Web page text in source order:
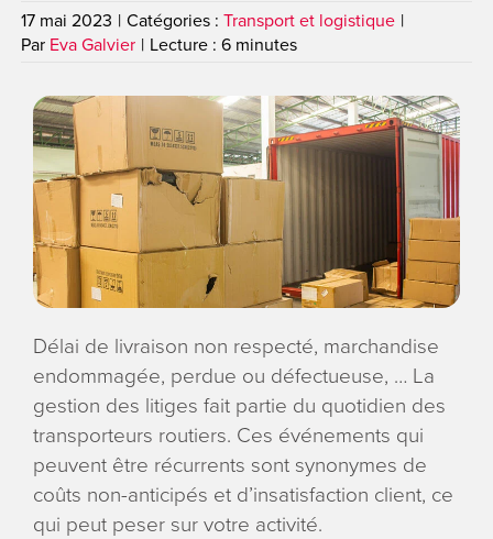
Search
for:
17 mai 2023 | Catégories :Transport et logistique |
Par Eva Galvier | Lecture : 6 minutes
Délai de livraison non respecté, marchandise
endommagée, perdue ou défectueuse, … La
gestion des litiges fait partie du quotidien des
transporteurs routiers. Ces événements qui
peuvent être récurrents sont synonymes de
coûts non-anticipés et d’insatisfaction client, ce
qui peut peser sur votre activité.